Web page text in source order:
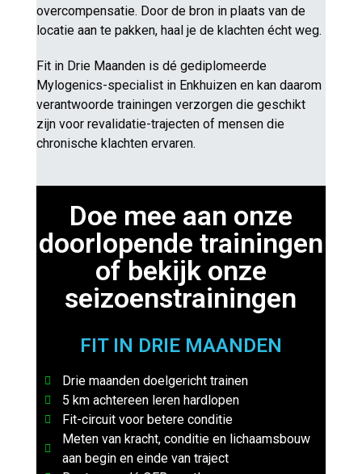
overcompensatie. Door de bron in plaats van de
locatie aan te pakken, haal je de klachten écht weg.
Fit in Drie Maanden is dé gediplomeerde
Mylogenics-specialist in Enkhuizen en kan daarom
verantwoorde trainingen verzorgen die geschikt
zijn voor revalidatie-trajecten of mensen die
chronische klachten ervaren.
Doe mee aan onze
doorlopende trainingen
of bekijk onze
seizoenstrainingen
FIT IN DRIE MAANDEN
Drie maanden doelgericht trainen
5 km achtereen leren hardlopen
Fit-circuit voor betere conditie
Meten van kracht, conditie en lichaamsbouw
aan begin en einde van traject